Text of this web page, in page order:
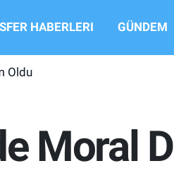
HABERLERI GÜNDEM
Oldu
Moral